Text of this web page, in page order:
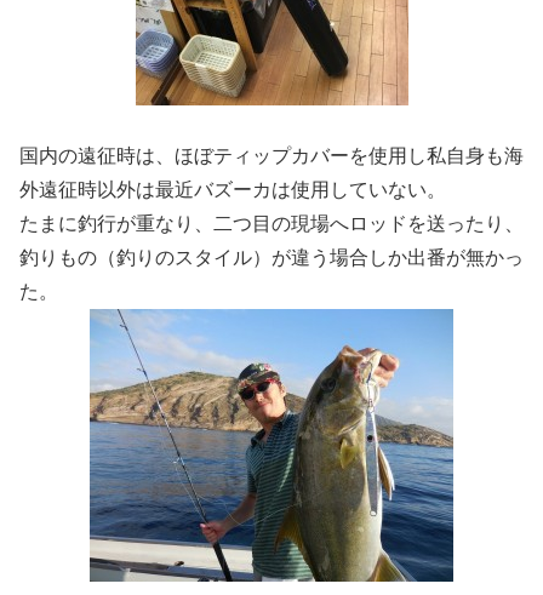
国内の遠征時は、ほぼティップカバーを使用し私自身も海
外遠征時以外は最近バズーカは使用していない。
たまに釣行が重なり、二つ目の現場へロッドを送ったり、
釣りもの（釣りのスタイル）が違う場合しか出番が無かっ
た。